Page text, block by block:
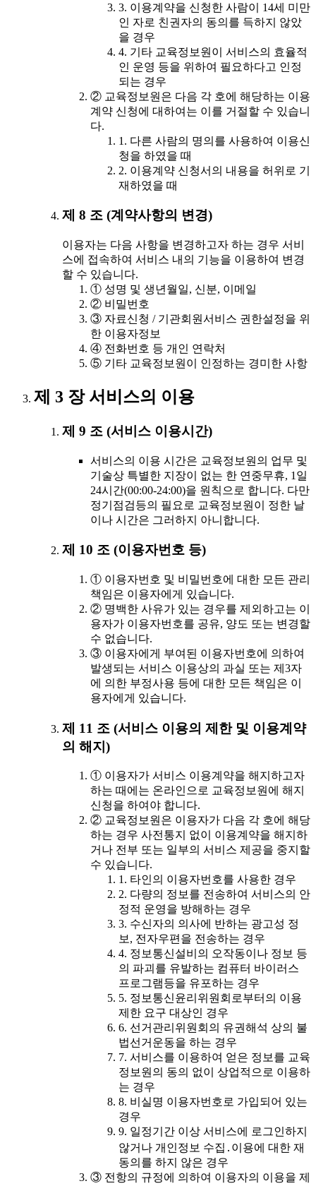
3. 이용계약을 신청한 사람이 14세 미만
인 자로 친권자의 동의를 득하지 않았
을 경우
4. 기타 교육정보원이 서비스의 효율적
인 운영 등을 위하여 필요하다고 인정
되는 경우
② 교육정보원은 다음 각 호에 해당하는 이용
계약 신청에 대하여는 이를 거절할 수 있습니
다.
1. 다른 사람의 명의를 사용하여 이용신
청을 하였을 때
2. 이용계약 신청서의 내용을 허위로 기
재하였을 때
제 8 조 (계약사항의 변경)
이용자는 다음 사항을 변경하고자 하는 경우 서비
스에 접속하여 서비스 내의 기능을 이용하여 변경
할 수 있습니다.
① 성명 및 생년월일, 신분, 이메일
② 비밀번호
③ 자료신청 / 기관회원서비스 권한설정을 위
한 이용자정보
④ 전화번호 등 개인 연락처
⑤ 기타 교육정보원이 인정하는 경미한 사항
제 3 장 서비스의 이용
제 9 조 (서비스 이용시간)
서비스의 이용 시간은 교육정보원의 업무 및
기술상 특별한 지장이 없는 한 연중무휴, 1일
24시간(00:00-24:00)을 원칙으로 합니다. 다만
정기점검등의 필요로 교육정보원이 정한 날
이나 시간은 그러하지 아니합니다.
제 10 조 (이용자번호 등)
① 이용자번호 및 비밀번호에 대한 모든 관리
책임은 이용자에게 있습니다.
② 명백한 사유가 있는 경우를 제외하고는 이
용자가 이용자번호를 공유, 양도 또는 변경할
수 없습니다.
③ 이용자에게 부여된 이용자번호에 의하여
발생되는 서비스 이용상의 과실 또는 제3자
에 의한 부정사용 등에 대한 모든 책임은 이
용자에게 있습니다.
제 11 조 (서비스 이용의 제한 및 이용계약
의 해지)
① 이용자가 서비스 이용계약을 해지하고자
하는 때에는 온라인으로 교육정보원에 해지
신청을 하여야 합니다.
② 교육정보원은 이용자가 다음 각 호에 해당
하는 경우 사전통지 없이 이용계약을 해지하
거나 전부 또는 일부의 서비스 제공을 중지할
수 있습니다.
1. 타인의 이용자번호를 사용한 경우
2. 다량의 정보를 전송하여 서비스의 안
정적 운영을 방해하는 경우
3. 수신자의 의사에 반하는 광고성 정
보, 전자우편을 전송하는 경우
4. 정보통신설비의 오작동이나 정보 등
의 파괴를 유발하는 컴퓨터 바이러스
프로그램등을 유포하는 경우
5. 정보통신윤리위원회로부터의 이용
제한 요구 대상인 경우
6. 선거관리위원회의 유권해석 상의 불
법선거운동을 하는 경우
7. 서비스를 이용하여 얻은 정보를 교육
정보원의 동의 없이 상업적으로 이용하
는 경우
8. 비실명 이용자번호로 가입되어 있는
경우
9. 일정기간 이상 서비스에 로그인하지
않거나 개인정보 수집․이용에 대한 재
동의를 하지 않은 경우
③ 전항의 규정에 의하여 이용자의 이용을 제